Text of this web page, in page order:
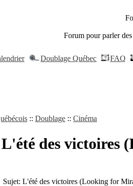
Forum pour parler
Doublage Québec FAQ
:: Doublage :: Cinéma
L'été des victoires
Sujet: L'été des victoires (Looking for